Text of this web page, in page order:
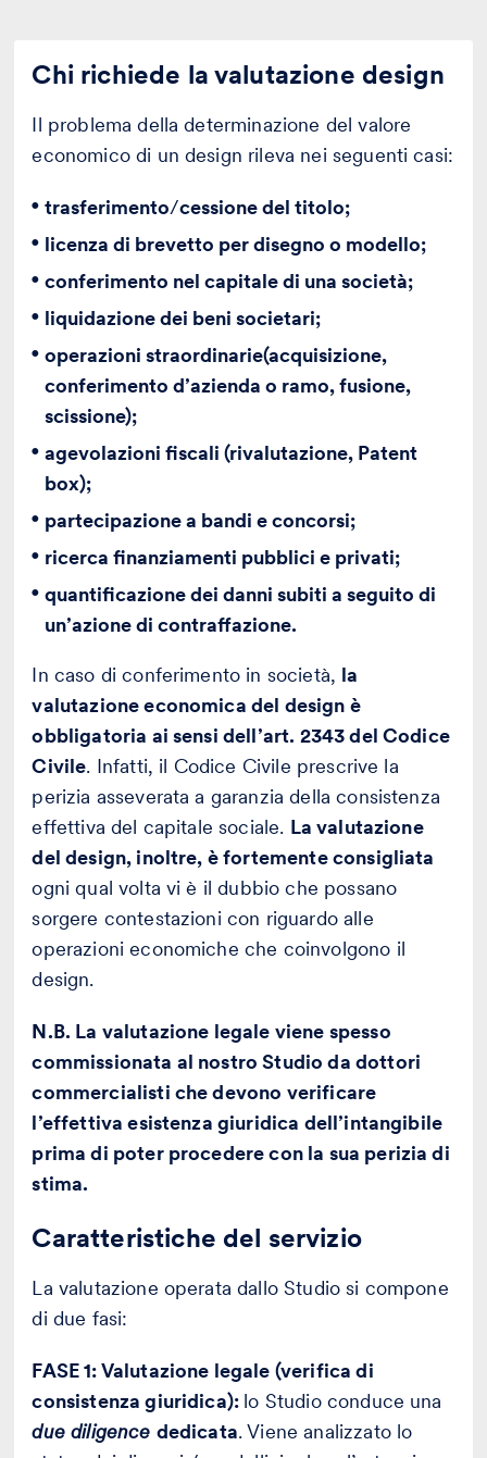
Chi richiede la valutazione design
Il problema della determinazione del valore
economico di un design rileva nei seguenti casi:
trasferimento/cessione del titolo;
licenza di brevetto per disegno o modello;
conferimento nel capitale di una società;
liquidazione dei beni societari;
operazioni straordinarie(acquisizione,
conferimento d’azienda o ramo, fusione,
scissione);
agevolazioni fiscali (rivalutazione, Patent
box);
partecipazione a bandi e concorsi;
ricerca finanziamenti pubblici e privati;
quantificazione dei danni subiti a seguito di
un’azione di contraffazione.
In caso di conferimento in società, la
valutazione economica del design è
obbligatoria ai sensi dell’art. 2343 del Codice
Civile. Infatti, il Codice Civile prescrive la
perizia asseverata a garanzia della consistenza
effettiva del capitale sociale. La valutazione
del design, inoltre, è fortemente consigliata
ogni qual volta vi è il dubbio che possano
sorgere contestazioni con riguardo alle
operazioni economiche che coinvolgono il
design.
N.B. La valutazione legale viene spesso
commissionata al nostro Studio da dottori
commercialisti che devono verificare
l’effettiva esistenza giuridica dell’intangibile
prima di poter procedere con la sua perizia di
stima.
Caratteristiche del servizio
La valutazione operata dallo Studio si compone
di due fasi:
FASE 1: Valutazione legale (verifica di
consistenza giuridica): lo Studio conduce una
due diligence dedicata. Viene analizzato lo